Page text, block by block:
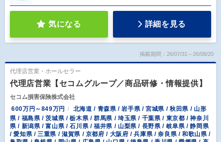
気になる 詳細を見る
掲載期間：26/07/31～26/08/20
代理店営業・ホールセラー
代理店営業【セコムグループ／商品研修・情報提供】
セコム損害保険株式会社
600万円～849万円
北海道 / 青森県 / 岩手県 / 宮城県 / 秋田県 / 山形
県 / 福島県 / 茨城県 / 栃木県 / 群馬県 / 埼玉県 / 千葉県 / 東京都 / 神奈川
県 / 新潟県 / 富山県 / 石川県 / 福井県 / 山梨県 / 長野県 / 岐阜県 / 静岡県
/ 愛知県 / 三重県 / 滋賀県 / 京都府 / 大阪府 / 兵庫県 / 奈良県 / 和歌山県 /